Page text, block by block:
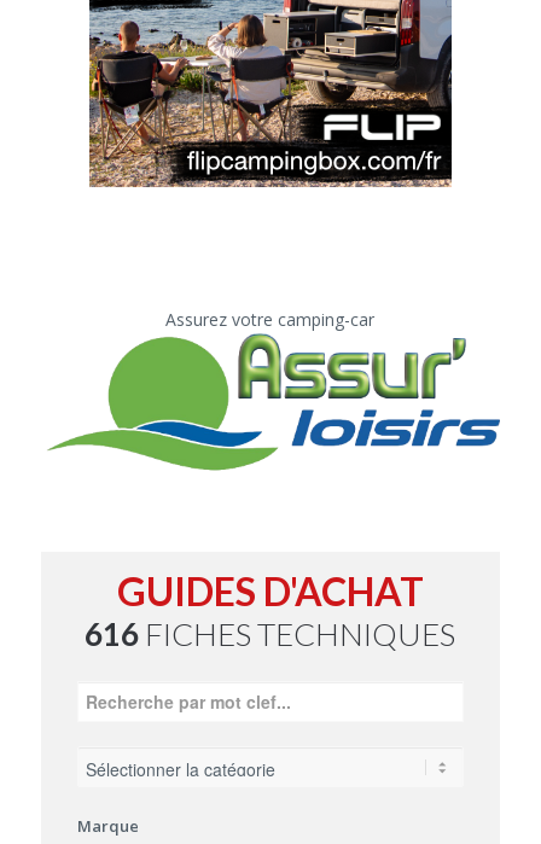
Assurez votre camping-car
GUIDES D'ACHAT
616 FICHES TECHNIQUES
Marque